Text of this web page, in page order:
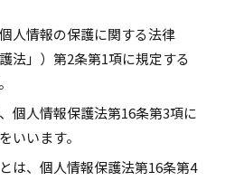
人情報の保護に関する法律
法」）第2条第1項に規定する
個人情報保護法第16条第3項に
いいます。
は、個人情報保護法第16条第4